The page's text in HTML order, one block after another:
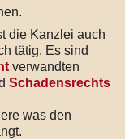
die Kanzlei auch
tätig. Es sind
verwandten
Schadensrechts
was den